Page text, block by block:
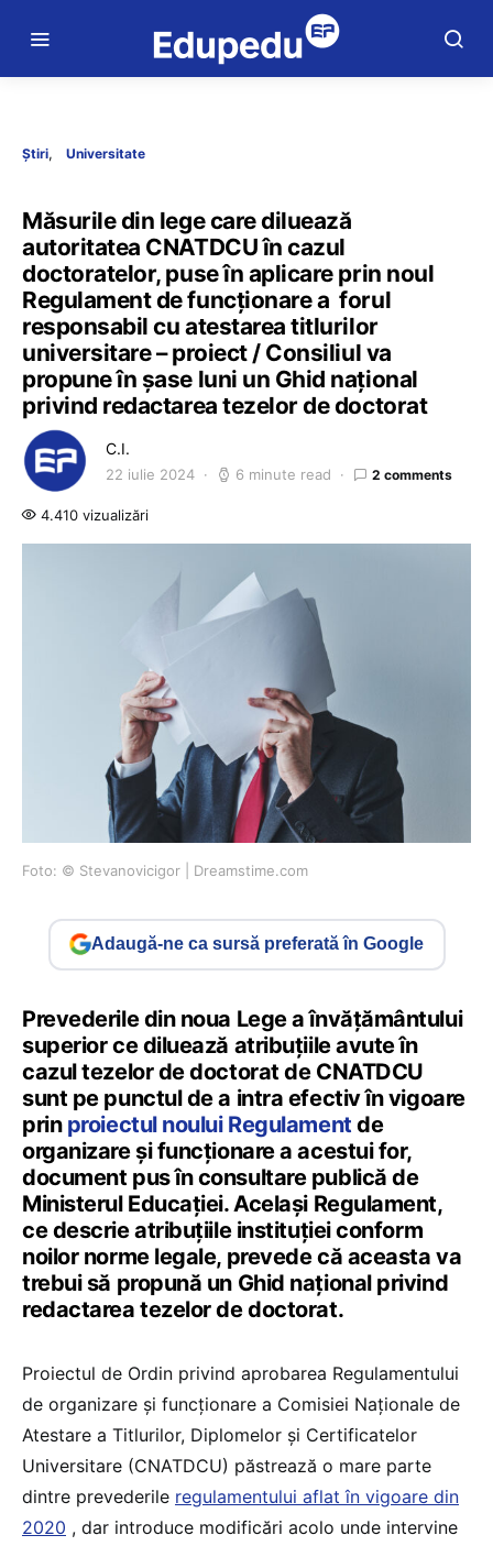
Știri Universitate
Măsurile din lege care diluează
autoritatea CNATDCU în cazul
doctoratelor, puse în aplicare prin noul
Regulament de funcționare a forul
responsabil cu atestarea titlurilor
universitare – proiect / Consiliul va
propune în șase luni un Ghid național
privind redactarea tezelor de doctorat
C.I.
22 iulie 2024 6 minute read 2 comments
4.410 vizualizări
Foto: © Stevanovicigor | Dreamstime.com
Adaugă-ne ca sursă preferată în Google
Prevederile din noua Lege a învățământului
superior ce diluează atribuțiile avute în
cazul tezelor de doctorat de CNATDCU
sunt pe punctul de a intra efectiv în vigoare
prin proiectul noului Regulament de
organizare și funcționare a acestui for,
document pus în consultare publică de
Ministerul Educației. Același Regulament,
ce descrie atribuțiile instituției conform
noilor norme legale, prevede că aceasta va
trebui să propună un Ghid național privind
redactarea tezelor de doctorat.
Proiectul de Ordin privind aprobarea Regulamentului
de organizare şi funcţionare a Comisiei Naţionale de
Atestare a Titlurilor, Diplomelor şi Certificatelor
Universitare (CNATDCU) păstrează o mare parte
dintre prevederile regulamentului aflat în vigoare din
2020 , dar introduce modificări acolo unde intervine